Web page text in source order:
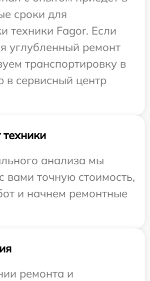
сроки для
техники Fagor. Если
углубленный ремонт
транспортировку в
в сервисный центр
анализа мы
вами точную стоимость,
и начнем ремонтные
ремонта и